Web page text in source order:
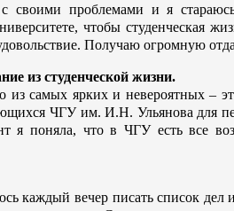
своими проблемами и я
чтобы
Получаю огромную
из студенческой жизни.
самых ярких и невероятных –
ЧГУ им. И.Н. Ульянова для
я поняла, что в ЧГУ есть все
каждый вечер писать список дел